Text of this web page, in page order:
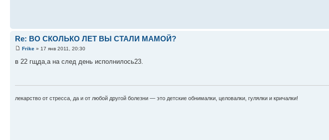
Re: ВО СКОЛЬКО ЛЕТ ВЫ СТАЛИ МАМОЙ?
Frike » 17 янв 2011, 20:30
в 22 гщда,а на след день исполнилось23.
лекарство от стресса, да и от любой другой болезни — это детские обнималки, целовалки, гулялки и кричалки!